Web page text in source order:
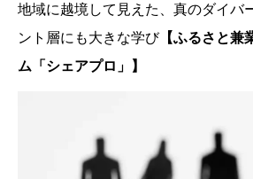
地域に越境して見えた、真のダイバ
ント層にも大きな学び【ふるさと兼
ム「シェアプロ」】